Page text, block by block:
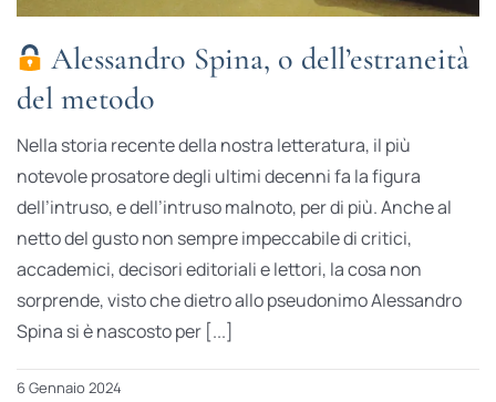
Alessandro Spina, o dell’estraneità
del metodo
Nella storia recente della nostra letteratura, il più
notevole prosatore degli ultimi decenni fa la figura
dell’intruso, e dell’intruso malnoto, per di più. Anche al
netto del gusto non sempre impeccabile di critici,
accademici, decisori editoriali e lettori, la cosa non
sorprende, visto che dietro allo pseudonimo Alessandro
Spina si è nascosto per [...]
6 Gennaio 2024